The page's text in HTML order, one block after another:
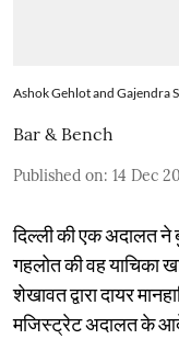
Ashok Gehlot and Gajendra
Bar & Bench
Published on: 14 Dec
दिल्ली की एक अदालत ने
गहलोत की वह याचिका
शेखावत द्वारा दायर
मजिस्ट्रेट अदालत के